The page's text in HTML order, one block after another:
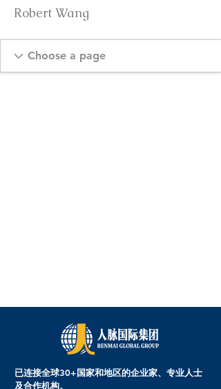
Robert Wang
已连接全球30+国家和地区的企业家、专业人士
及合作机构。